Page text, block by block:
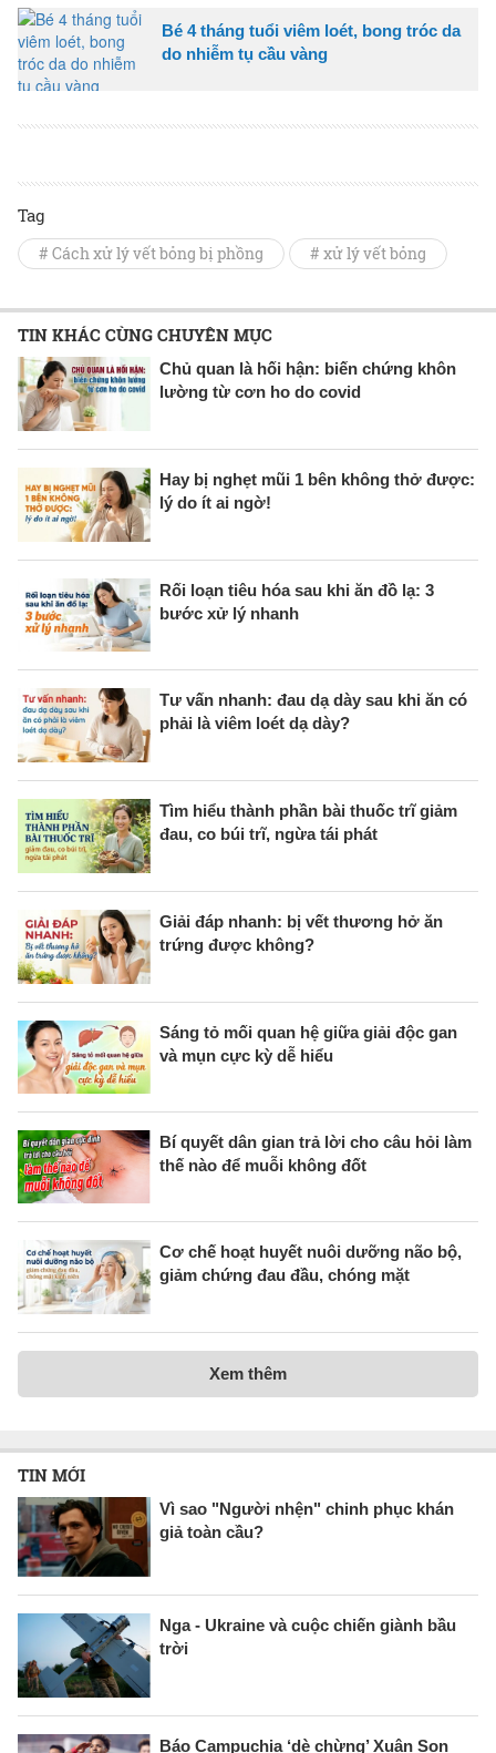
Bé 4 tháng tuổi viêm loét, bong tróc da
do nhiễm tụ cầu vàng
Tag
# Cách xử lý vết bỏng bị phồng # xử lý vết bỏng
TIN KHÁC CÙNG CHUYÊN MỤC
Chủ quan là hối hận: biến chứng khôn
lường từ cơn ho do covid
Hay bị nghẹt mũi 1 bên không thở được:
lý do ít ai ngờ!
Rối loạn tiêu hóa sau khi ăn đồ lạ: 3
bước xử lý nhanh
Tư vấn nhanh: đau dạ dày sau khi ăn có
phải là viêm loét dạ dày?
Tìm hiểu thành phần bài thuốc trĩ giảm
đau, co búi trĩ, ngừa tái phát
Giải đáp nhanh: bị vết thương hở ăn
trứng được không?
Sáng tỏ mối quan hệ giữa giải độc gan
và mụn cực kỳ dễ hiểu
Bí quyết dân gian trả lời cho câu hỏi làm
thế nào để muỗi không đốt
Cơ chế hoạt huyết nuôi dưỡng não bộ,
giảm chứng đau đầu, chóng mặt
Xem thêm
TIN MỚI
Vì sao "Người nhện" chinh phục khán
giả toàn cầu?
Nga - Ukraine và cuộc chiến giành bầu
trời
Báo Campuchia ‘dè chừng’ Xuân Son